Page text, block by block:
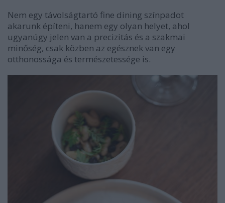
Nem egy távolságtartó fine dining színpadot
akarunk építeni, hanem egy olyan helyet, ahol
ugyanúgy jelen van a precizitás és a szakmai
minőség, csak közben az egésznek van egy
otthonossága és természetessége is.